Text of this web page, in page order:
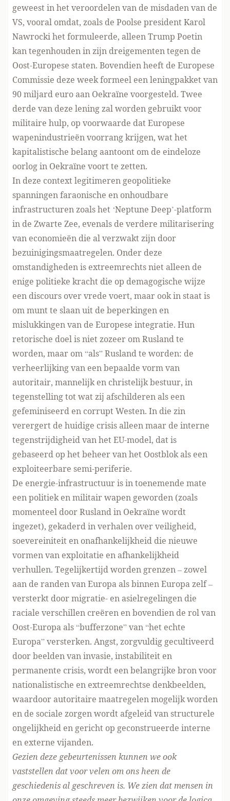
geweest in het veroordelen van de misdaden van de
VS, vooral omdat, zoals de Poolse president Karol
Nawrocki het formuleerde, alleen Trump Poetin
kan tegenhouden in zijn dreigementen tegen de
Oost-Europese staten. Bovendien heeft de Europese
Commissie deze week formeel een leningpakket van
90 miljard euro aan Oekraïne voorgesteld. Twee
derde van deze lening zal worden gebruikt voor
militaire hulp, op voorwaarde dat Europese
wapenindustrieën voorrang krijgen, wat het
kapitalistische belang aantoont om de eindeloze
oorlog in Oekraïne voort te zetten.
In deze context legitimeren geopolitieke
spanningen faraonische en onhoudbare
infrastructuren zoals het ‘Neptune Deep’-platform
in de Zwarte Zee, evenals de verdere militarisering
van economieën die al verzwakt zijn door
bezuinigingsmaatregelen. Onder deze
omstandigheden is extreemrechts niet alleen de
enige politieke kracht die op demagogische wijze
een discours over vrede voert, maar ook in staat is
om munt te slaan uit de beperkingen en
mislukkingen van de Europese integratie. Hun
retorische doel is niet zozeer om Rusland te
worden, maar om “als” Rusland te worden: de
verheerlijking van een bepaalde vorm van
autoritair, mannelijk en christelijk bestuur, in
tegenstelling tot wat zij afschilderen als een
gefeminiseerd en corrupt Westen. In die zin
verergert de huidige crisis alleen maar de interne
tegenstrijdigheid van het EU-model, dat is
gebaseerd op het beheer van het Oostblok als een
exploiteerbare semi-periferie.
De energie-infrastructuur is in toenemende mate
een politiek en militair wapen geworden (zoals
momenteel door Rusland in Oekraïne wordt
ingezet), gekaderd in verhalen over veiligheid,
soevereiniteit en onafhankelijkheid die nieuwe
vormen van exploitatie en afhankelijkheid
verhullen. Tegelijkertijd worden grenzen – zowel
aan de randen van Europa als binnen Europa zelf –
versterkt door migratie- en asielregelingen die
raciale verschillen creëren en bovendien de rol van
Oost-Europa als “bufferzone” van “het echte
Europa” versterken. Angst, zorgvuldig gecultiveerd
door beelden van invasie, instabiliteit en
permanente crisis, wordt een belangrijke bron voor
nationalistische en extreemrechtse denkbeelden,
waardoor autoritaire maatregelen mogelijk worden
en de sociale zorgen wordt afgeleid van structurele
ongelijkheid en gericht op geconstrueerde interne
en externe vijanden.
Gezien deze gebeurtenissen kunnen we ook
vaststellen dat voor velen om ons heen de
geschiedenis al geschreven is. We zien dat mensen in